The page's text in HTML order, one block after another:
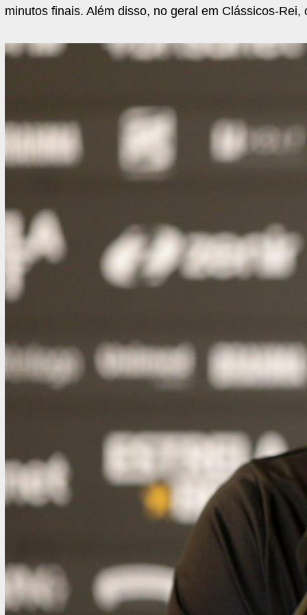
minutos finais. Além disso, no geral em Clássicos-